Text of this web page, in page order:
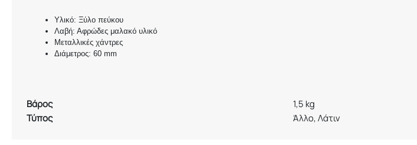
Υλικό: Ξύλο πεύκου
Λαβή: Αφρώδες μαλακό υλικό
Μεταλλικές χάντρες
Διάμετρος: 60 mm
Βάρος
1,5 kg
Τύπος
Άλλο, Λάτιν